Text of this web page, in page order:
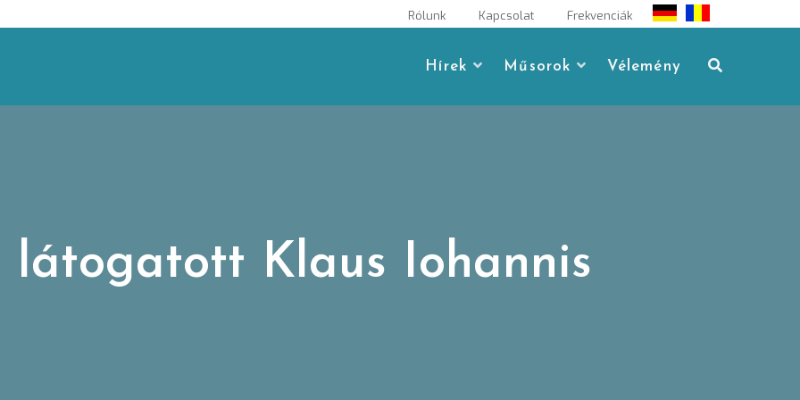
Rólunk Kapcsolat Frekvenciák
Hírek Műsorok Vélemény
látogatott Klaus Iohannis